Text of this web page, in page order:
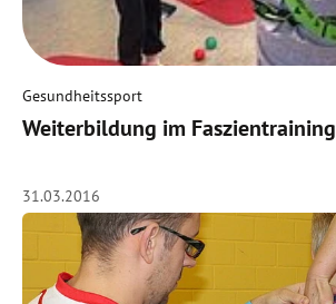
Gesundheitssport
Weiterbildung im Faszientraining
31.03.2016